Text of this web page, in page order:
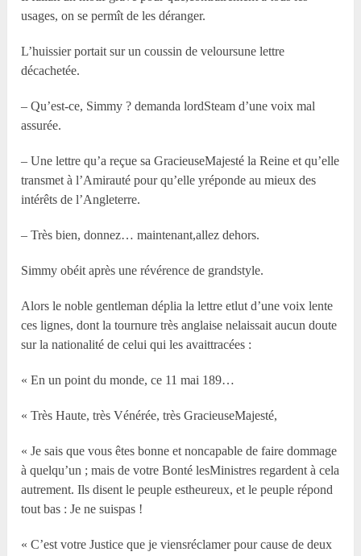
usages, on se permît de les déranger.
L’huissier portait sur un coussin de veloursune lettre
décachetée.
– Qu’est-ce, Simmy ? demanda lordSteam d’une voix mal
assurée.
– Une lettre qu’a reçue sa GracieuseMajesté la Reine et qu’elle
transmet à l’Amirauté pour qu’elle yréponde au mieux des
intérêts de l’Angleterre.
– Très bien, donnez… maintenant,allez dehors.
Simmy obéit après une révérence de grandstyle.
Alors le noble gentleman déplia la lettre etlut d’une voix lente
ces lignes, dont la tournure très anglaise nelaissait aucun doute
sur la nationalité de celui qui les avaittracées :
« En un point du monde, ce 11 mai 189…
« Très Haute, très Vénérée, très GracieuseMajesté,
« Je sais que vous êtes bonne et noncapable de faire dommage
à quelqu’un ; mais de votre Bonté lesMinistres regardent à cela
autrement. Ils disent le peuple estheureux, et le peuple répond
tout bas : Je ne suispas !
« C’est votre Justice que je viensréclamer pour cause de deux